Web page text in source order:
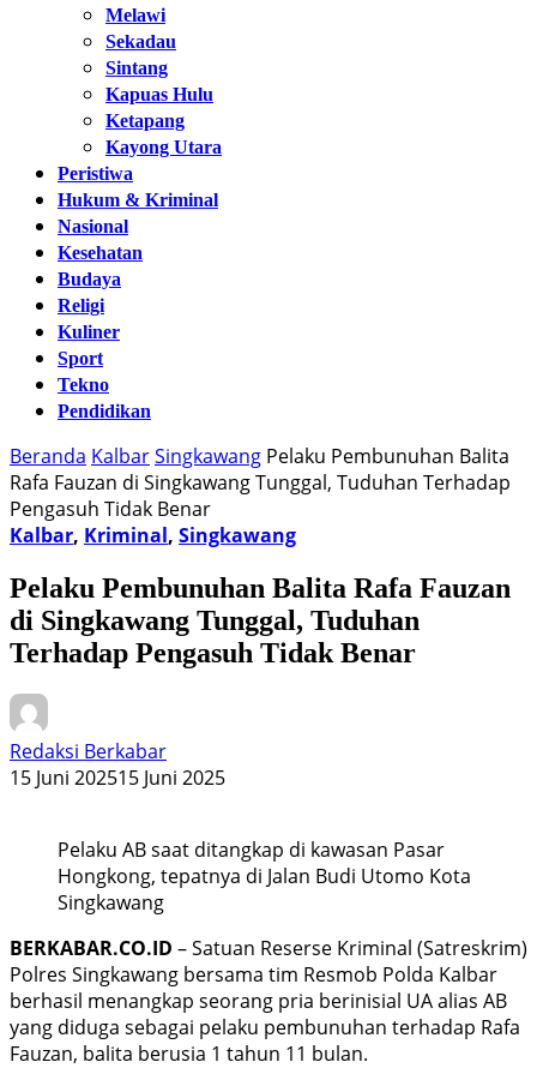
Melawi
Sekadau
Sintang
Kapuas Hulu
Ketapang
Kayong Utara
Peristiwa
Hukum & Kriminal
Nasional
Kesehatan
Budaya
Religi
Kuliner
Sport
Tekno
Pendidikan
Beranda KalbarSingkawang Pelaku Pembunuhan Balita
Rafa Fauzan di Singkawang Tunggal, Tuduhan Terhadap
Pengasuh Tidak Benar
Kalbar, Kriminal, Singkawang
Pelaku Pembunuhan Balita Rafa Fauzan
di Singkawang Tunggal, Tuduhan
Terhadap Pengasuh Tidak Benar
Redaksi Berkabar
15 Juni 202515 Juni 2025
Pelaku AB saat ditangkap di kawasan Pasar
Hongkong, tepatnya di Jalan Budi Utomo Kota
Singkawang
BERKABAR.CO.ID – Satuan Reserse Kriminal (Satreskrim)
Polres Singkawang bersama tim Resmob Polda Kalbar
berhasil menangkap seorang pria berinisial UA alias AB
yang diduga sebagai pelaku pembunuhan terhadap Rafa
Fauzan, balita berusia 1 tahun 11 bulan.